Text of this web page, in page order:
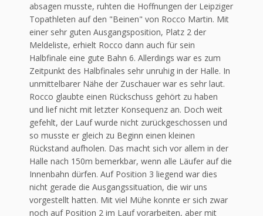
absagen musste, ruhten die Hoffnungen der Leipziger
Topathleten auf den "Beinen" von Rocco Martin. Mit
einer sehr guten Ausgangsposition, Platz 2 der
Meldeliste, erhielt Rocco dann auch für sein
Halbfinale eine gute Bahn 6. Allerdings war es zum
Zeitpunkt des Halbfinales sehr unruhig in der Halle. In
unmittelbarer Nähe der Zuschauer war es sehr laut.
Rocco glaubte einen Rückschuss gehört zu haben
und lief nicht mit letzter Konsequenz an. Doch weit
gefehlt, der Lauf wurde nicht zurückgeschossen und
so musste er gleich zu Beginn einen kleinen
Rückstand aufholen. Das macht sich vor allem in der
Halle nach 150m bemerkbar, wenn alle Läufer auf die
Innenbahn dürfen. Auf Position 3 liegend war dies
nicht gerade die Ausgangssituation, die wir uns
vorgestellt hatten. Mit viel Mühe konnte er sich zwar
noch auf Position 2 im Lauf vorarbeiten, aber mit